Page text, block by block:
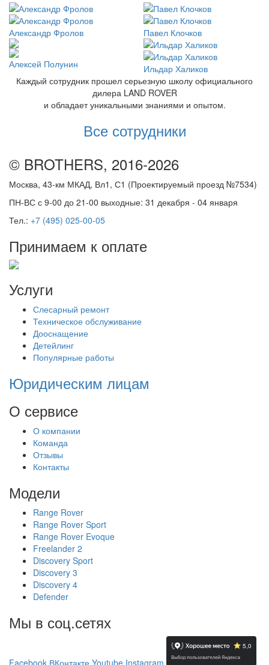
Александр Фролов Павел Клочков
Алексей Полунин
Ильдар Халиков
Каждый сотрудник прошел серьезную школу официального
дилера LAND ROVER
и обладает уникальными знаниями и опытом.
Все сотрудники
© BROTHERS, 2016-2026
Москва, 43-км МКАД, Вл1, С1 (Проектируемый проезд №7534)
ПН-ВС с 9-00 до 21-00 выходные: 31 декабря - 04 января
Тел.: +7 (495) 025-00-05
Принимаем к оплате
Услуги
Слесарный ремонт
Техническое обслуживание
Дооснащение
Детейлинг
Популярные работы
Юридическим лицам
О сервисе
О компании
Команда
Отзывы
Контакты
Модели
Range Rover
Range Rover Sport
Range Rover Evoque
Freelander 2
Discovery Sport
Discovery 3
Discovery 4
Defender
Мы в соц.сетях
Facebook ВКонтакте Youtube Instagram